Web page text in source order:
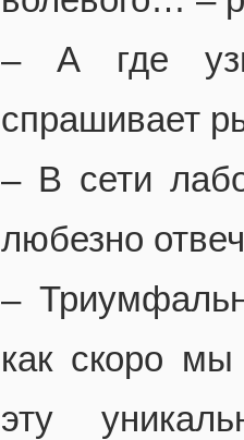
– А где
спрашивает
– В сети
любезно
–
как скоро
эту